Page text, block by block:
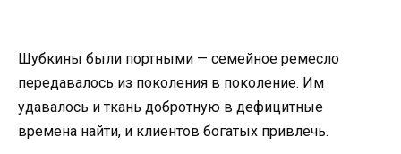
Шубкины были портными — семейное ремесло
передавалось из поколения в поколение. Им
удавалось и ткань добротную в дефицитные
времена найти, и клиентов богатых привлечь.